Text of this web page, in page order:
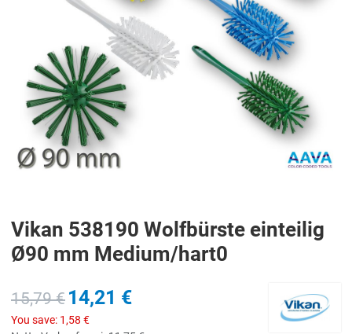
Vikan 538190 Wolfbürste einteilig
Ø90 mm Medium/hart0
15,79 € 14,21 €
You save: 1,58 €